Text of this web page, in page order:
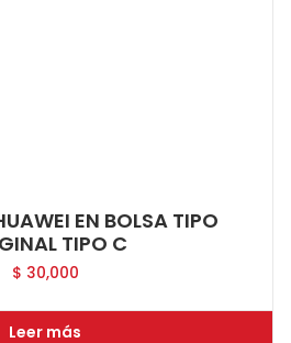
EN BOLSA TIPO
TIPO C
$ 30,000
Leer más